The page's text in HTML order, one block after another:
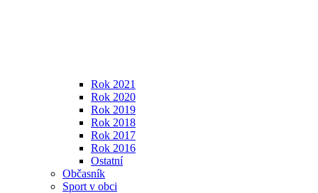
Rok 2021
Rok 2020
Rok 2019
Rok 2018
Rok 2017
Rok 2016
Ostatní
Občasník
Sport v obci